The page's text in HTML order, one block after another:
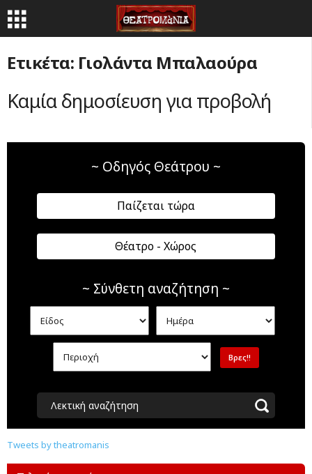
Ετικέτα: Γιολάντα Μπαλαούρα
Καμία δημοσίευση για προβολή
~ Οδηγός Θεάτρου ~
Παίζεται τώρα
Θέατρο - Χώρος
~ Σύνθετη αναζήτηση ~
Λεκτική αναζήτηση
Tweets by theatromanis